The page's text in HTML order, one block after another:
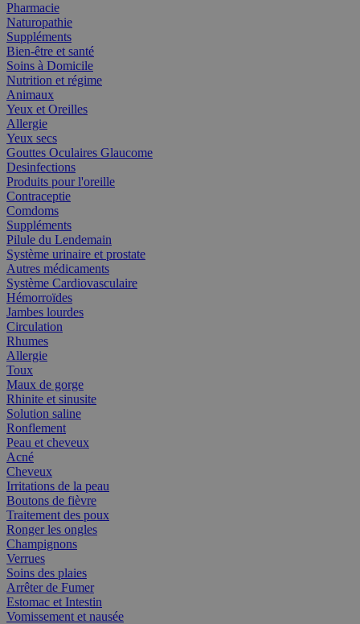
Pharmacie
Naturopathie
Suppléments
Bien-être et santé
Soins à Domicile
Nutrition et régime
Animaux
Yeux et Oreilles
Allergie
Yeux secs
Gouttes Oculaires Glaucome
Desinfections
Produits pour l'oreille
Contraceptie
Comdoms
Suppléments
Pilule du Lendemain
Système urinaire et prostate
Autres médicaments
Système Cardiovasculaire
Hémorroïdes
Jambes lourdes
Circulation
Rhumes
Allergie
Toux
Maux de gorge
Rhinite et sinusite
Solution saline
Ronflement
Peau et cheveux
Acné
Cheveux
Irritations de la peau
Boutons de fièvre
Traitement des poux
Ronger les ongles
Champignons
Verrues
Soins des plaies
Arrêter de Fumer
Estomac et Intestin
Vomissement et nausée